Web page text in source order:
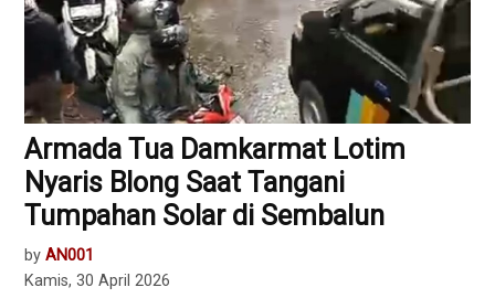
Armada Tua Damkarmat Lotim
Nyaris Blong Saat Tangani
Tumpahan Solar di Sembalun
by AN001
Kamis, 30 April 2026